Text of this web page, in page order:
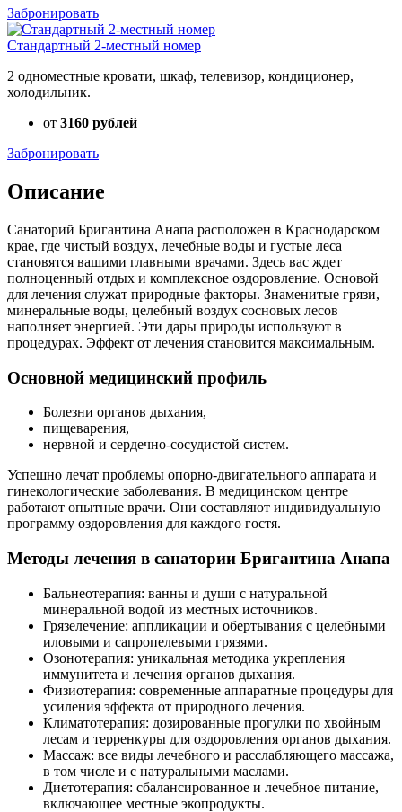
Забронировать
Стандартный 2-местный номер
2 одноместные кровати, шкаф, телевизор, кондиционер,
холодильник.
от 3160 рублей
Забронировать
Описание
Санаторий Бригантина Анапа расположен в Краснодарском
крае, где чистый воздух, лечебные воды и густые леса
становятся вашими главными врачами. Здесь вас ждет
полноценный отдых и комплексное оздоровление. Основой
для лечения служат природные факторы. Знаменитые грязи,
минеральные воды, целебный воздух сосновых лесов
наполняет энергией. Эти дары природы используют в
процедурах. Эффект от лечения становится максимальным.
Основной медицинский профиль
Болезни органов дыхания,
пищеварения,
нервной и сердечно-сосудистой систем.
Успешно лечат проблемы опорно-двигательного аппарата и
гинекологические заболевания. В медицинском центре
работают опытные врачи. Они составляют индивидуальную
программу оздоровления для каждого гостя.
Методы лечения в санатории Бригантина Анапа
Бальнеотерапия: ванны и души с натуральной
минеральной водой из местных источников.
Грязелечение: аппликации и обертывания с целебными
иловыми и сапропелевыми грязями.
Озонотерапия: уникальная методика укрепления
иммунитета и лечения органов дыхания.
Физиотерапия: современные аппаратные процедуры для
усиления эффекта от природного лечения.
Климатотерапия: дозированные прогулки по хвойным
лесам и терренкуры для оздоровления органов дыхания.
Массаж: все виды лечебного и расслабляющего массажа,
в том числе и с натуральными маслами.
Диетотерапия: сбалансированное и лечебное питание,
включающее местные экопродукты.